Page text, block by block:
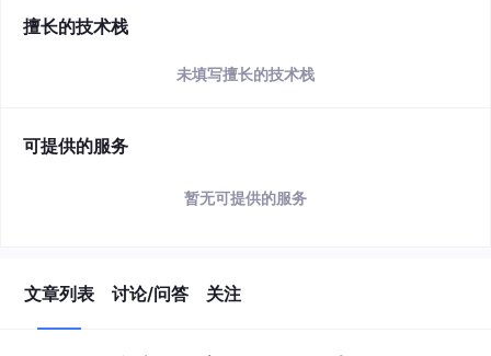
擅长的技术栈
未填写擅长的技术栈
可提供的服务
暂无可提供的服务
文章列表 讨论/问答 关注